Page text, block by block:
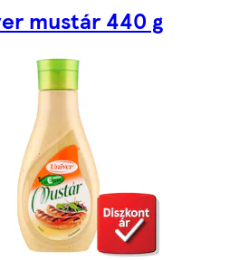
mustár 440 g